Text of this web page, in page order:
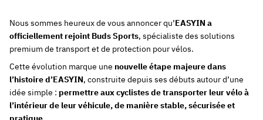
Nous sommes heureux de vous annoncer qu’EASYIN a
officiellement rejoint Buds Sports, spécialiste des solutions
premium de transport et de protection pour vélos.
Cette évolution marque une nouvelle étape majeure dans
l’histoire d’EASYIN, construite depuis ses débuts autour d’une
idée simple : permettre aux cyclistes de transporter leur vélo à
l’intérieur de leur véhicule, de manière stable, sécurisée et
pratique.